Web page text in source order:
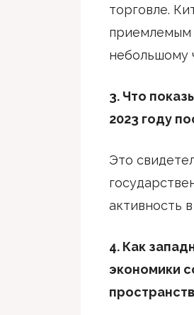
торговле.
приемлемым
небольшому
3. Что
2023 году
Это
активность
4. Как
экономики